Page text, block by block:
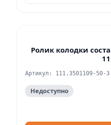
Ролик колодки
Артикул: 111.3501109-50-
Недоступно